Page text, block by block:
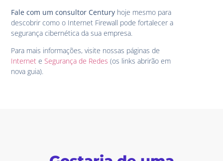
Fale com um consultor Century hoje mesmo para
descobrir como o Internet Firewall pode fortalecer a
segurança cibernética da sua empresa.
Para mais informações, visite nossas páginas de
Internet eSegurança de Redes (os links abrirão em
nova guia).